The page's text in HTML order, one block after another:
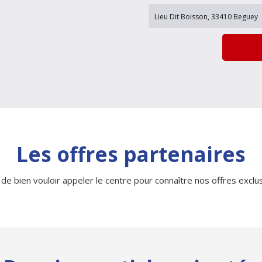
Les offres partenaires
bien vouloir appeler le centre pour connaître nos offres